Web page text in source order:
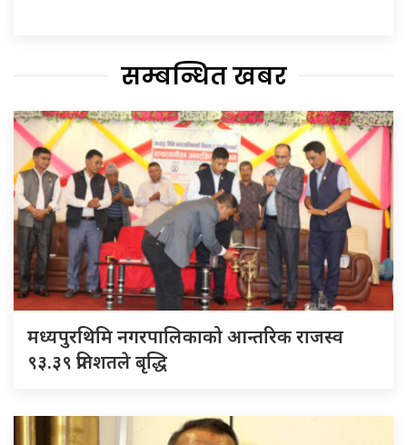
सम्बन्धित खबर
मध्यपुरथिमि नगरपालिकाको आन्तरिक राजस्व
९३.३९ प्रतिशतले बृद्धि